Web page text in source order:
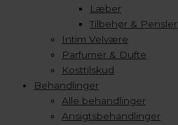
Læber
Tilbehør & Pensler
Intim Velvære
Parfumer & Dufte
Kosttilskud
Behandlinger
Alle behandlinger
Ansigtsbehandlinger